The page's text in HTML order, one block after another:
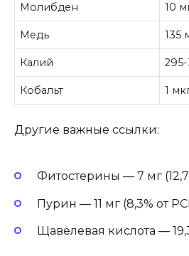
Молибден 10
Медь 135
Калий
Кобальт 1
Другие важные ссылки:
Фитостерины — 7 мг
Пурин — 11 мг (8,3% от
Щавелевая кислота —